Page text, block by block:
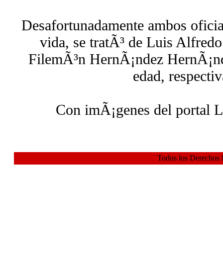
Desafortunadamente ambos
vida, se tratÃ³ de Luis
FilemÃ³n HernÃ¡ndez
edad,
Con imÃ¡genes del portal
Todos los Derechos